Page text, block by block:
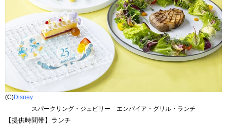
(C)Disney
スパークリング・ジュビリー エンパイア・グリル・ランチ
【提供時間帯】ランチ